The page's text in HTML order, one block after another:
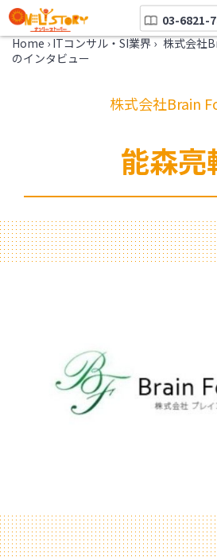
03-6821-
Home › ITコンサル・SI業界 › 株式会社
のインタビュー
株式会社Brain
能森亮